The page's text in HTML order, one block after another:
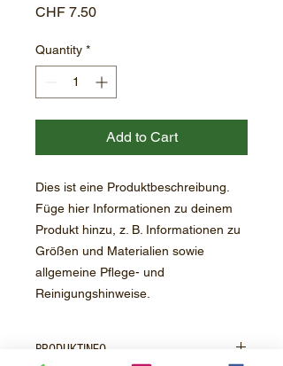
CHF 7.50Price
Quantity *
Add to Cart
Dies ist eine Produktbeschreibung.
Füge hier Informationen zu deinem
Produkt hinzu, z. B. Informationen zu
Größen und Materialien sowie
allgemeine Pflege- und
Reinigungshinweise.
PRODUKTINFO